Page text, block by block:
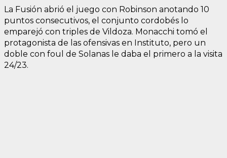
La Fusión abrió el juego con Robinson anotando 10
puntos consecutivos, el conjunto cordobés lo
emparejó con triples de Vildoza. Monacchi tomó el
protagonista de las ofensivas en Instituto, pero un
doble con foul de Solanas le daba el primero a la visita
24/23.